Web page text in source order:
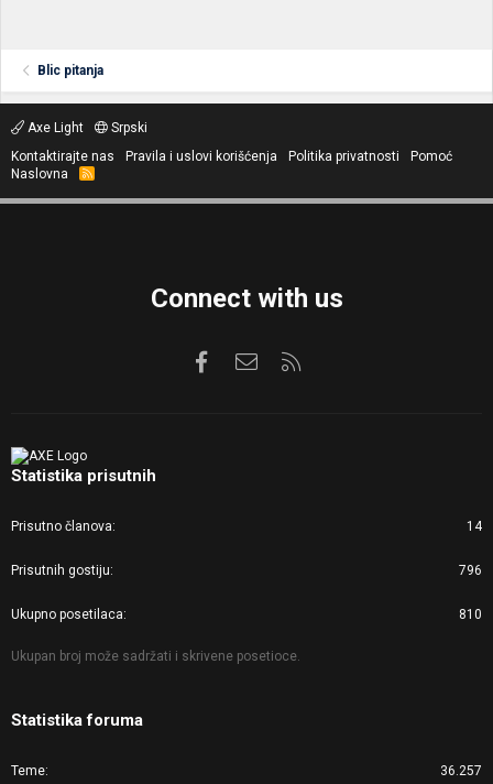
Blic pitanja
Axe Light
Srpski
Kontaktirajte nas
Pravila i uslovi korišćenja Politika privatnosti
Pomoć
Naslovna
R
S
Connect with us
FacebookKontaktirajte nas
Statistika prisutnih
Prisutno članova 14
Prisutnih gostiju 796
Ukupno posetilaca 810
Ukupan broj može sadržati i skrivene posetioce.
Statistika foruma
Teme 36.257